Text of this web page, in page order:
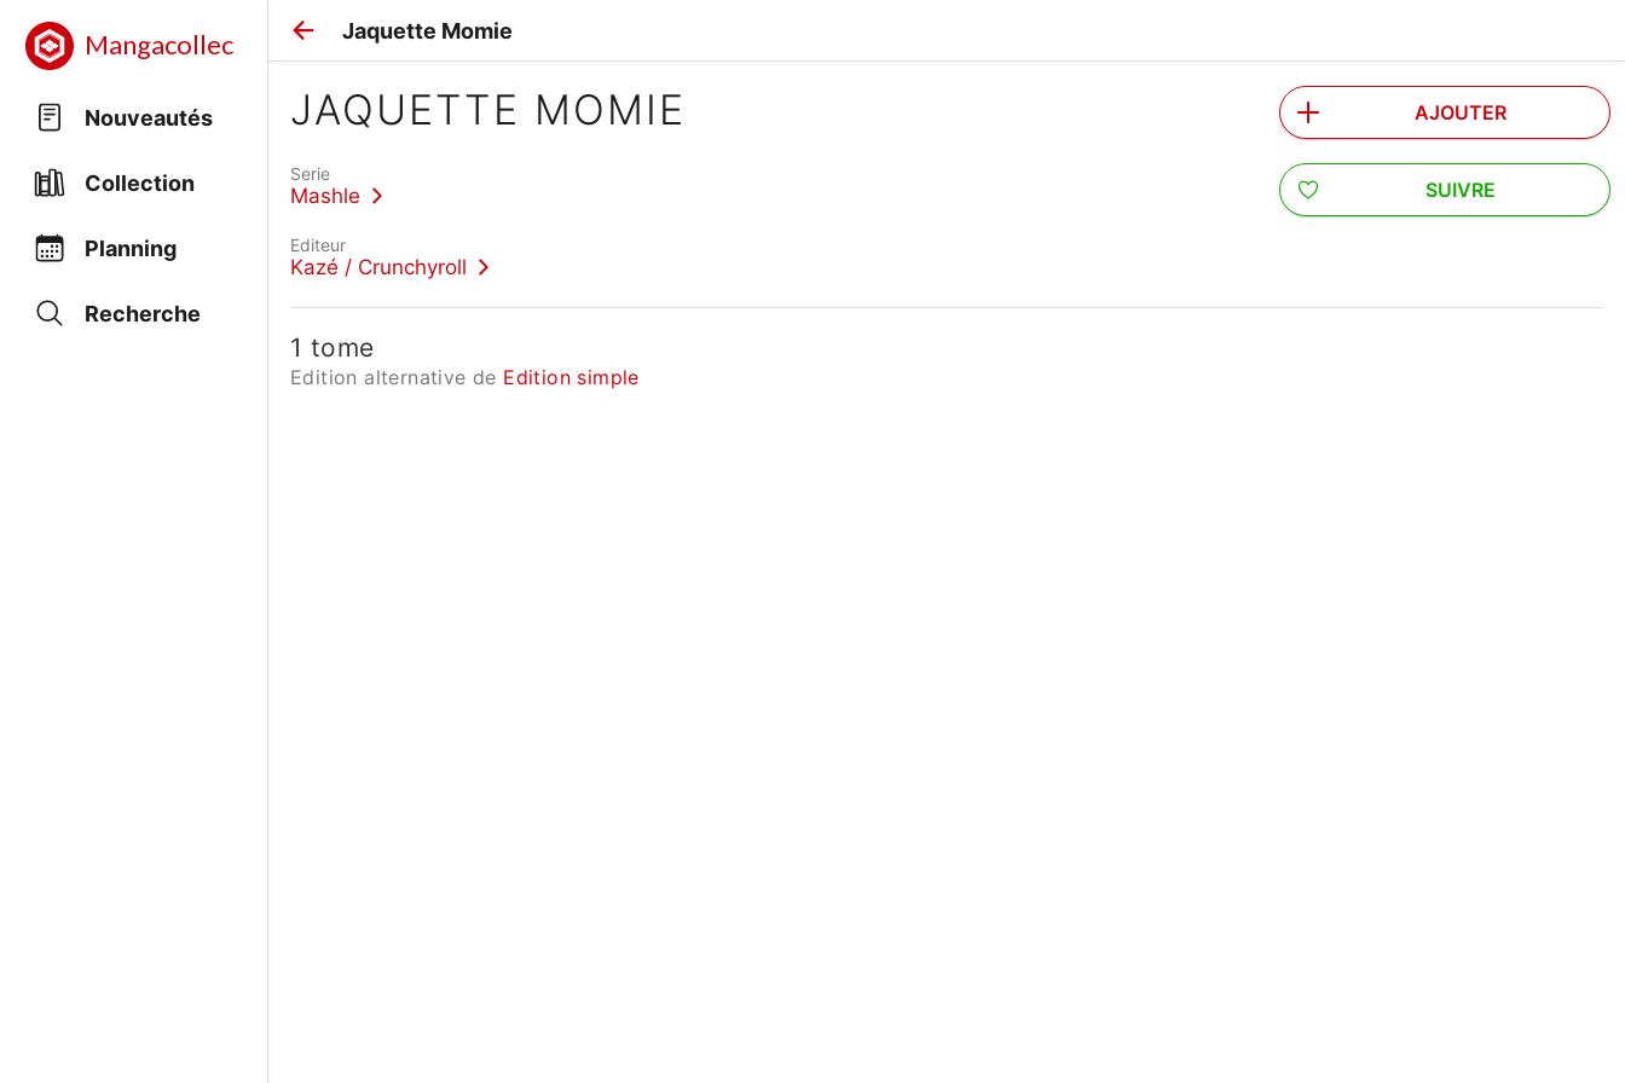
Mangacollec
Nouveautés
Collection
Planning
Recherche
Jaquette Momie
JAQUETTE MOMIE
Serie
Mashle
Editeur
Kazé / Crunchyroll
AJOUTER
SUIVRE
1 tome
Edition alternative de Edition simple